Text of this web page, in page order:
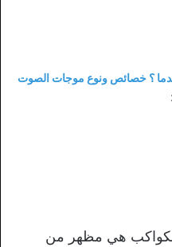
؟ خصائص ونوع موجات الصوت
هي مظهر من